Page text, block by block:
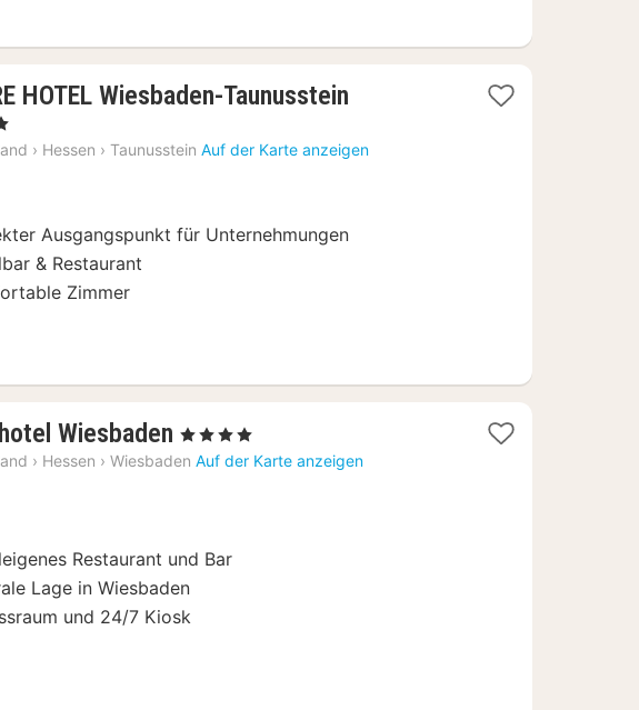
HOTEL Wiesbaden-Taunusstein
ab
› Hessen › Taunusstein Auf der Karte anzeigen
Ausgangspunkt für Unternehmungen
& Restaurant
Zimmer
Wiesbaden 1
Nacht
, 4 Sterne
› Hessen › Wiesbaden Auf der Karte anzeigen
Restaurant und Bar
Lage in Wiesbaden
und 24/7 Kiosk